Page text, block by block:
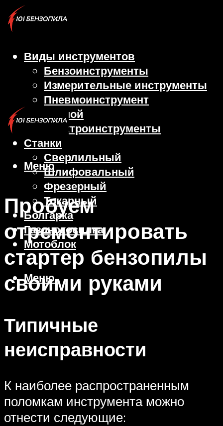
Виды инструментов
Бензоинструменты
Измерительные инструменты
Пневмоинструмент
Ручной
Электроинструменты
Станки
Сверлильный
Шлифовальный
Фрезерный
Токарный
Болгарка
Газонокосилка
Мотоблок
Меню
Меню
Пробуем
отремонтировать
стартер бензопилы
своими руками
Типичные
неисправности
К наиболее распространенным
поломкам инструмента можно
отнести следующие: